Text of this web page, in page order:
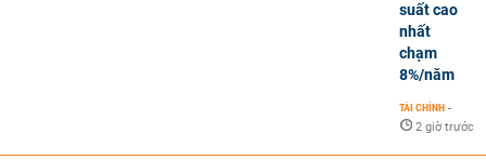
suất cao
nhất
chạm
8%/năm
TÀI CHÍNH -
2 giờ trước